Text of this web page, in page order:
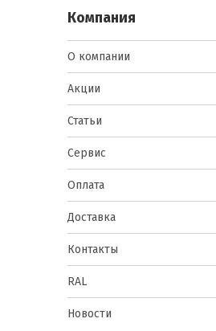
Компания
О компании
Акции
Статьи
Сервис
Оплата
Доставка
Контакты
RAL
Новости